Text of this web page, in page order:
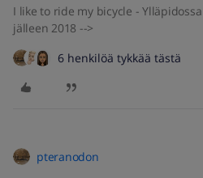
I like to ride my bicycle -
jälleen 2018 -->
6 henkilöä tykkää tästä
pteranodon